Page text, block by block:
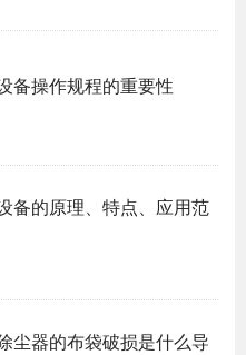
备操作规程的重要性
备的原理、特点、应用范
尘器的布袋破损是什么导